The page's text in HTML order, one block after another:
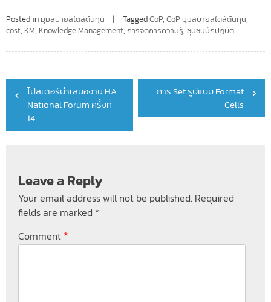
Posted in มุมสบายสไตล์ต้นทุน TaggedCoP, CoP มุมสบายสไตล์ต้นทุน,
cost, KM, Knowledge Management, การจัดการความรู้, ชุมชนนักปฏิบัติ
Post
navigation
โปสเตอร์นำเสนองาน HA
National Forum ครั้งที่
14
การ Set รูปแบบ Format
Cells
Leave a Reply
Your email address will not be published. Required
fields are marked *
Comment *